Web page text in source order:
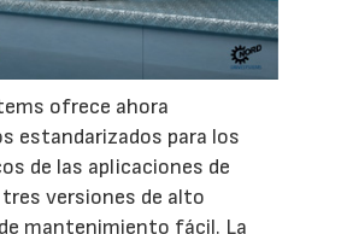
ofrece ahora
estandarizados para los
de las aplicaciones de
versiones de alto
mantenimiento fácil. La